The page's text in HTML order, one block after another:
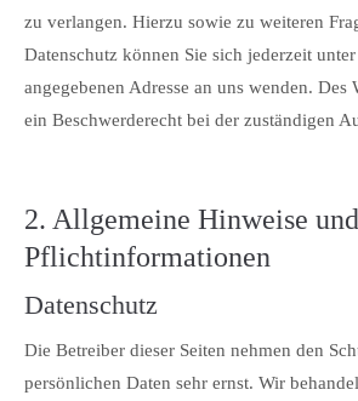
zu verlangen. Hierzu sowie zu weiteren
Datenschutz können Sie sich jederzeit
angegebenen Adresse an uns wenden. Des
ein Beschwerderecht bei der zuständigen
2. Allgemeine Hinweise und
Pflichtinformationen
Datenschutz
Die Betreiber dieser Seiten nehmen den
persönlichen Daten sehr ernst. Wir